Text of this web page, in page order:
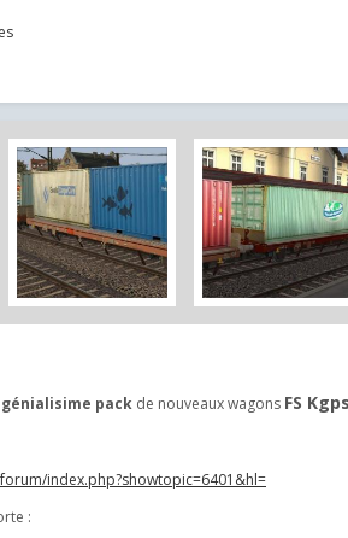
génialisime pack de nouveaux wagons FS
index.php?showtopic=6401&hl=
: